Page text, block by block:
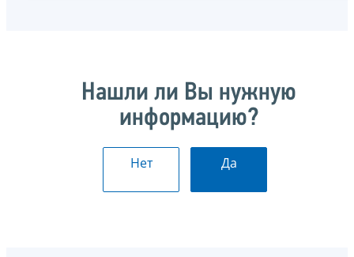
Нашли ли Вы нужную
информацию?
Нет Да